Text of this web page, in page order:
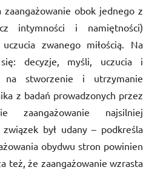
obok jednego z
intymności i namiętności)
zwanego miłością. Na
się: decyzje, myśli, uczucia i
na stworzenie i utrzymanie
z badań prowadzonych przez
zaangażowanie najsilniej
był udany – podkreśla
obydwu stron powinien
też, że zaangażowanie wzrasta